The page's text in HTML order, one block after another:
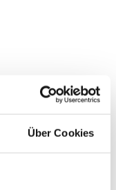
Über Cookies